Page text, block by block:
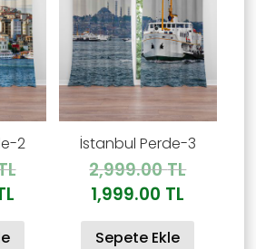
2
Orijinal
2,999.00 TL.
Şu
andaki
İstanbul Perde-3
2,999.00TLOrijinal
1,999.00 TL
andaki
Sepete Ekle